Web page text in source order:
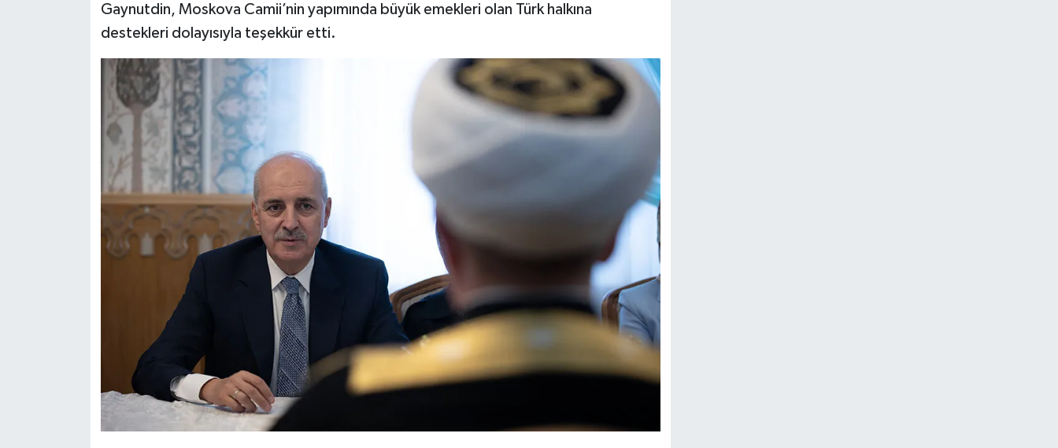
Gaynutdin, Moskova Camii’nin yapımında büyük emekleri olan Türk halkına
destekleri dolayısıyla teşekkür etti.
Kırıkkale Müftülüğü
Kırklareli Müftülüğü
Kırşehir Müftülüğü
Kocaeli Müftülüğü
Konya Müftülüğü
Kütahya Müftülüğü
Mardin Müftülüğü
Mersin Müftülüğü
Muğla Müftülüğü